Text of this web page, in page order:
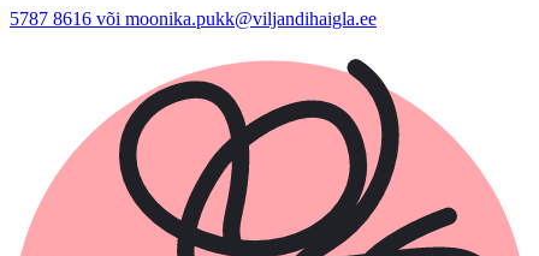
5787 8616 või moonika.pukk@viljandihaigla.ee